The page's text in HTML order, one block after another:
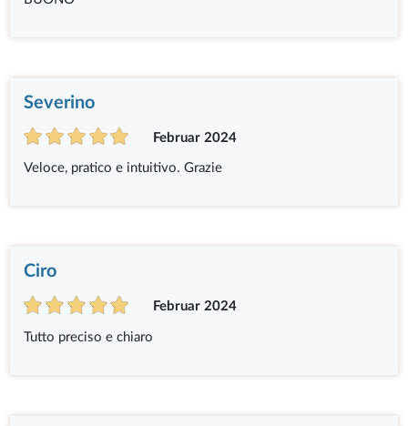
Severino
Februar 2024
Veloce, pratico e intuitivo. Grazie
Ciro
Februar 2024
Tutto preciso e chiaro